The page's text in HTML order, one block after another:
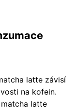
latte závisí
na kofein.
latte